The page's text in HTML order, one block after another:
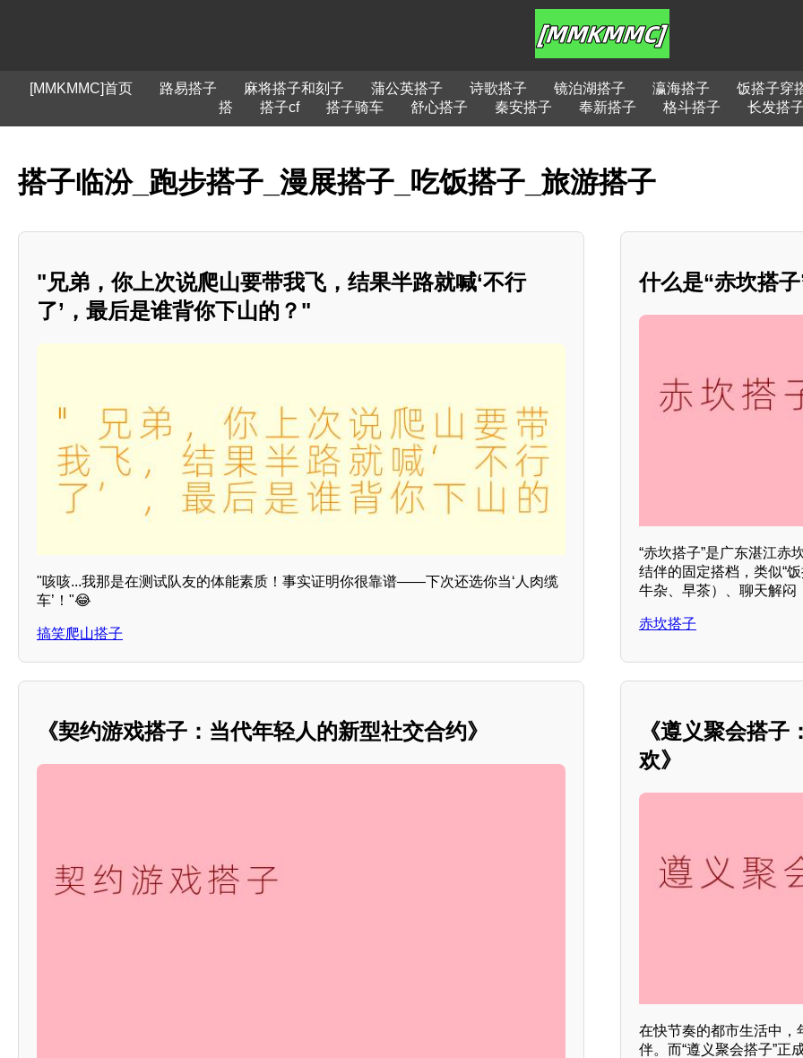
[MMKMMC]首页 路易搭子 麻将搭子和刻子 蒲公英搭子 诗歌搭子 镜泊湖搭子 瀛海搭子
饭搭子穿
搭
搭子cf 搭子骑车 舒心搭子 秦安搭子 奉新搭子 格斗搭子 长发搭
搭子临汾_跑步搭子_漫展搭子_吃饭搭子_旅游搭子
"兄弟，你上次说爬山要带我飞，结果半路就喊‘不行
了’，最后是谁背你下山的？"
"咳咳...我那是在测试队友的体能素质！事实证明你很靠谱——下次还选你当‘人肉缆
车’！"😂
搞笑爬山搭子
什么是“赤坎搭
“赤坎搭子”是广东湛江赤
结伴的固定搭档，类似“
牛杂、早茶）、聊天解闷
赤坎搭子
《契约游戏搭子：当代年轻人的新型社交合约》
《遵义聚会搭
欢》
在快节奏的都市生活中，
伴。而“遵义聚会搭子”